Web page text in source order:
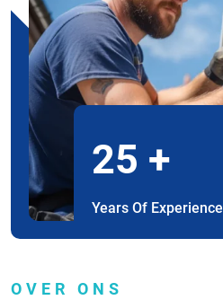
25 +
Years Of Experience
OVER ONS